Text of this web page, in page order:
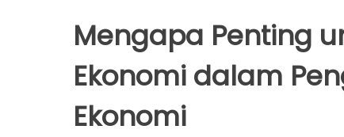
Mengapa Penting
Ekonomi dalam
Ekonomi